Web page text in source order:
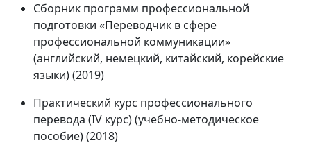
Сборник программ профессиональной
подготовки «Переводчик в сфере
профессиональной коммуникации»
(английский, немецкий, китайский, корейские
языки) (2019)
Практический курс профессионального
перевода (IV курс) (учебно-методическое
пособие) (2018)